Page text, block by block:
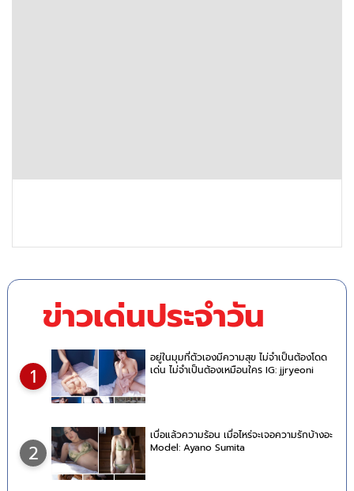
ข่าวเด่นประจำวัน
1
อยู่ในมุมที่ตัวเองมีความสุข ไม่จำเป็นต้องโดด
เด่น ไม่จำเป็นต้องเหมือนใคร IG: jjryeoni
2
เบื่อแล้วความร้อน เมื่อไหร่จะเจอความรักบ้างอะ
Model: Ayano Sumita